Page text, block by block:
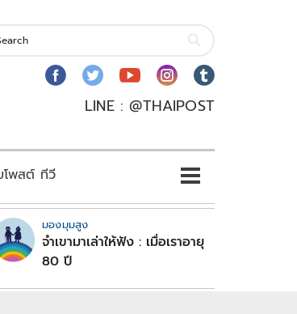
LINE : @THAIPOST
โพสต์ ทีวี
มองมุมสูง
จำเขามาเล่าให้ฟัง : เมื่อเราอายุ
80 ปี